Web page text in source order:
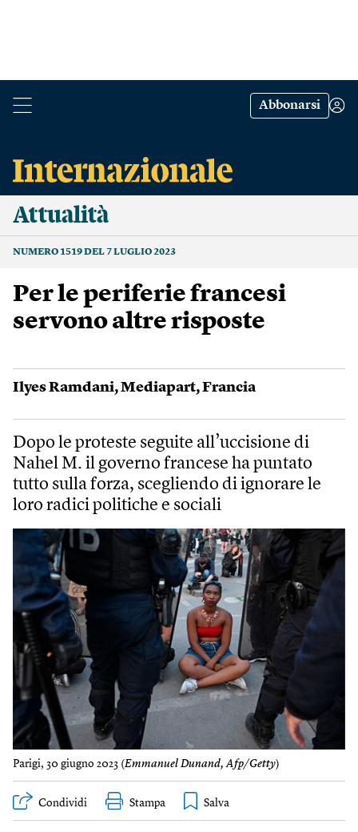
Abbonarsi
Attualità
NUMERO 1519 DEL 7 LUGLIO 2023
Per le periferie francesi
servono altre risposte
Ilyes Ramdani,Mediapart,Francia
Dopo le proteste seguite all’uccisione di
Nahel M. il governo francese ha puntato
tutto sulla forza, scegliendo di ignorare le
loro radici politiche e sociali
Parigi, 30 giugno 2023 (Emmanuel Dunand, Afp/Getty)
Condividi Stampa